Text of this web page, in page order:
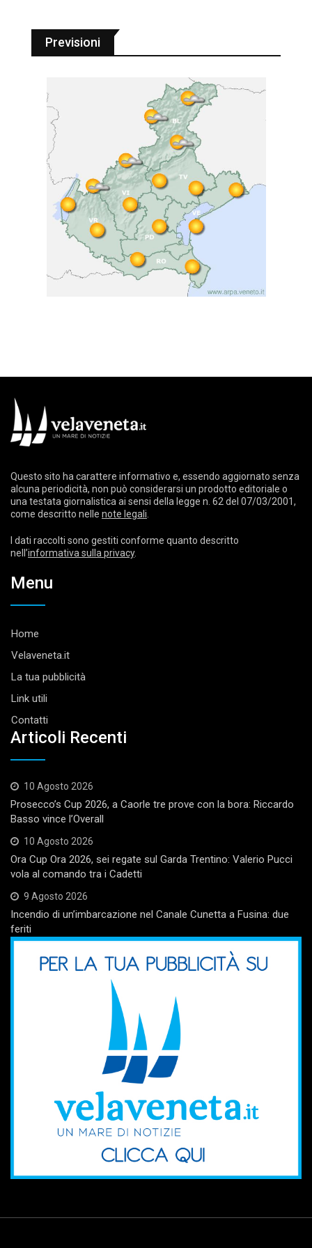
Previsioni
Questo sito ha carattere informativo e, essendo aggiornato senza
alcuna periodicità, non può considerarsi un prodotto editoriale o
una testata giornalistica ai sensi della legge n. 62 del 07/03/2001,
come descritto nelle note legali
I dati raccolti sono gestiti conforme quanto descritto
nell’informativa sulla privacy.
Menu
Home
Velaveneta.it
La tua pubblicità
Link utili
Contatti
Articoli Recenti
10 Agosto 2026
Prosecco’s Cup 2026, a Caorle tre prove con la bora: Riccardo
Basso vince l’Overall
10 Agosto 2026
Ora Cup Ora 2026, sei regate sul Garda Trentino: Valerio Pucci
vola al comando tra i Cadetti
9 Agosto 2026
Incendio di un’imbarcazione nel Canale Cunetta a Fusina: due
feriti